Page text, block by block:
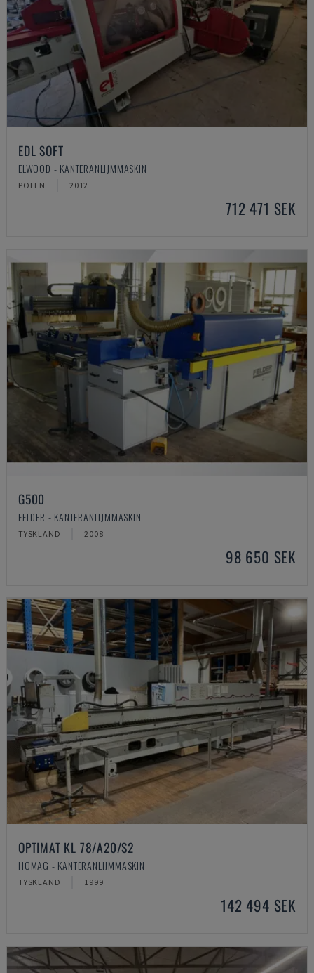
EDL SOFT
ELWOOD - KANTERANLIJMMASKIN
POLEN 2012
712 471 SEK
G500
FELDER - KANTERANLIJMMASKIN
TYSKLAND 2008
98 650 SEK
OPTIMAT KL 78/A20/S2
HOMAG - KANTERANLIJMMASKIN
TYSKLAND 1999
142 494 SEK